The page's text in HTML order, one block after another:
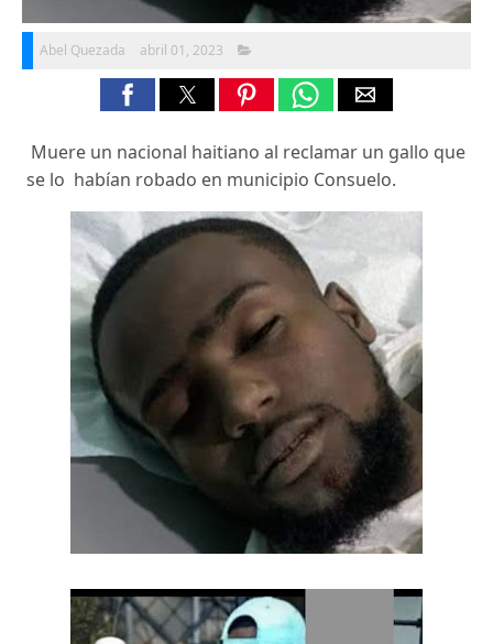
Abel Quezada abril 01, 2023
Muere un nacional haitiano al reclamar un gallo que
se lo habían robado en municipio Consuelo.